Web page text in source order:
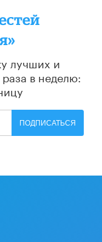
лучших и
раза в неделю:
ПОДПИСАТЬСЯ